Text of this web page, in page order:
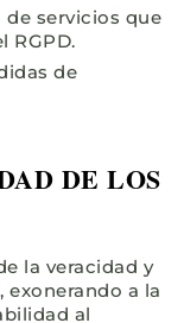
servicios que
RGPD.
de
DE LOS
la veracidad y
a la
al